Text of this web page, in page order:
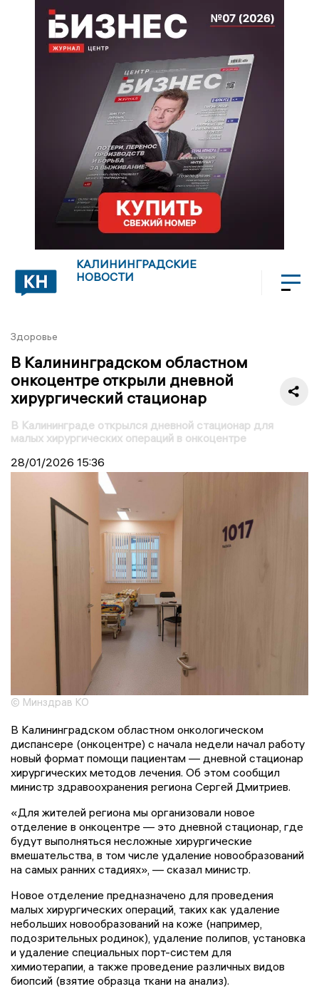
КАЛИНИНГРАДСКИЕ
НОВОСТИ
Здоровье
В Калининградском областном
онкоцентре открыли дневной
хирургический стационар
В Калининграде открылся дневной стационар для
малых хирургических операций в онкоцентре
28/01/2026 15:36
© Минздрав КО
В Калининградском областном онкологическом
диспансере (онкоцентре) с начала недели начал работу
новый формат помощи пациентам — дневной стационар
хирургических методов лечения. Об этом сообщил
министр здравоохранения региона Сергей Дмитриев.
«Для жителей региона мы организовали новое
отделение в онкоцентре — это дневной стационар, где
будут выполняться несложные хирургические
вмешательства, в том числе удаление новообразований
на самых ранних стадиях», — сказал министр.
Новое отделение предназначено для проведения
малых хирургических операций, таких как удаление
небольших новообразований на коже (например,
подозрительных родинок), удаление полипов, установка
и удаление специальных порт-систем для
химиотерапии, а также проведение различных видов
биопсий (взятие образца ткани на анализ).